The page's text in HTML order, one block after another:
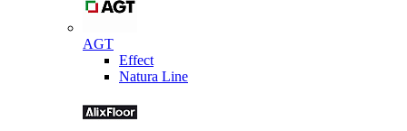
AGT
Effect
Natura Line